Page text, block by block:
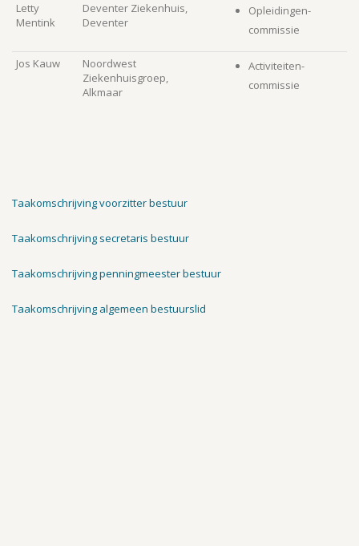
Letty
Mentink
Deventer Ziekenhuis,
Deventer
Opleidingen-
commissie
Jos Kauw
Noordwest
Ziekenhuisgroep,
Alkmaar
Activiteiten-
commissie
Taakomschrijving voorzitter bestuur
Taakomschrijving secretaris bestuur
Taakomschrijving penningmeester bestuur
Taakomschrijving algemeen bestuurslid